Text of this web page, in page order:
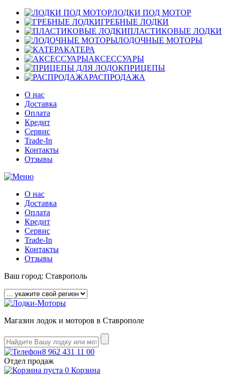
ЛОДКИ ПОД МОТОР
ГРЕБНЫЕ ЛОДКИ
ПЛАСТИКОВЫЕ ЛОДКИ
ЛОДОЧНЫЕ МОТОРЫ
КАТЕРА
АКСЕССУАРЫ
ПРИЦЕПЫ
РАСПРОДАЖА
О нас
Доставка
Оплата
Кредит
Сервис
Trade-In
Контакты
Отзывы
О нас
Доставка
Оплата
Кредит
Сервис
Trade-In
Контакты
Отзывы
Ваш город: Ставрополь
Магазин лодок и моторов в Ставрополе
8 962 431 11 00
Отдел продаж
0 Корзина